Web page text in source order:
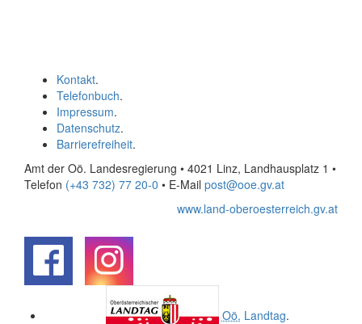
Kontakt.
Telefonbuch.
Impressum.
Datenschutz.
Barrierefreiheit.
Amt der Oö. Landesregierung • 4021 Linz, Landhausplatz 1 •
Telefon (+43 732) 77 20-0 • E-Mail post@ooe.gv.at
www.land-oberoesterreich.gv.at
Oö. Landtag.